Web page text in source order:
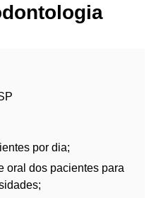
por dia;
oral dos pacientes para